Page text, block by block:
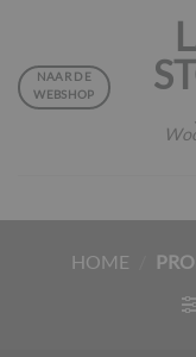
inhoudNAAR DE
WEBSHOP
HOME